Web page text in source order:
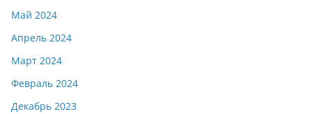
Май 2024
Апрель 2024
Март 2024
Февраль 2024
Декабрь 2023